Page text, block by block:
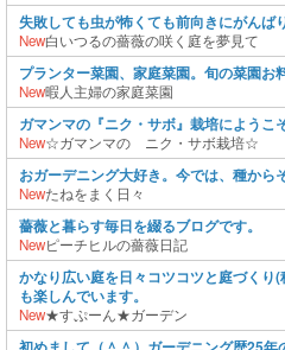
失敗しても虫が怖くても前向きにがんば
New白いつるの薔薇の咲く庭を夢見て
プランター菜園、家庭菜園。旬の菜園お
New暇人主婦の家庭菜園
ガマンマの『ニク・サボ』栽培にようこ
New☆ガマンマの ニク・サボ栽培☆
おガーデニング大好き。今では、種から
Newたねをまく日々
薔薇と暮らす毎日を綴るブログです。
Newピーチヒルの薔薇日記
かなり広い庭を日々コツコツと庭づくり
も楽しんでいます。
New★すぷーん★ガーデン